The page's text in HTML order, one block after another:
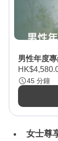
男性年度
45 分鐘
女士尊